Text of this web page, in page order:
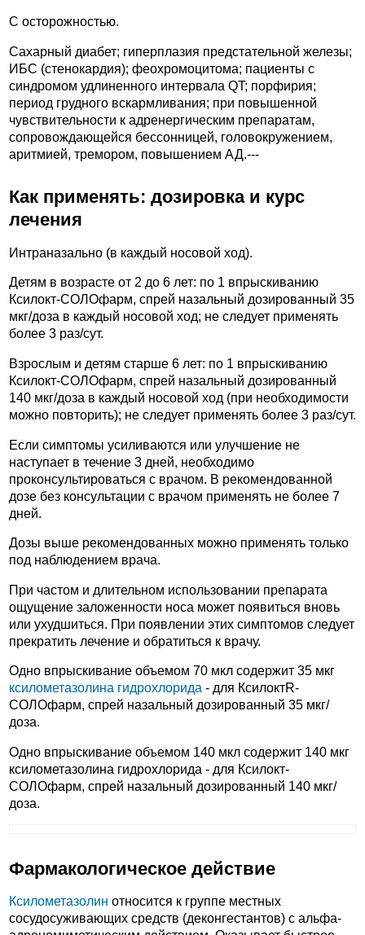
С осторожностью.
Сахарный диабет; гиперплазия предстательной железы;
ИБС (стенокардия); феохромоцитома; пациенты с
синдромом удлиненного интервала QT; порфирия;
период грудного вскармливания; при повышенной
чувствительности к адренергическим препаратам,
сопровождающейся бессонницей, головокружением,
аритмией, тремором, повышением АД.---
Как применять: дозировка и курс
лечения
Интраназально (в каждый носовой ход).
Детям в возрасте от 2 до 6 лет: по 1 впрыскиванию
Ксилокт-СОЛОфарм, спрей назальный дозированный 35
мкг/доза в каждый носовой ход; не следует применять
более 3 раз/сут.
Взрослым и детям старше 6 лет: по 1 впрыскиванию
Ксилокт-СОЛОфарм, спрей назальный дозированный
140 мкг/доза в каждый носовой ход (при необходимости
можно повторить); не следует применять более 3 раз/сут.
Если симптомы усиливаются или улучшение не
наступает в течение 3 дней, необходимо
проконсультироваться с врачом. В рекомендованной
дозе без консультации с врачом применять не более 7
дней.
Дозы выше рекомендованных можно применять только
под наблюдением врача.
При частом и длительном использовании препарата
ощущение заложенности носа может появиться вновь
или ухудшиться. При появлении этих симптомов следует
прекратить лечение и обратиться к врачу.
Одно впрыскивание объемом 70 мкл содержит 35 мкг
ксилометазолина гидрохлорида - для КсилоктR-
СОЛОфарм, спрей назальный дозированный 35 мкг/
доза.
Одно впрыскивание объемом 140 мкл содержит 140 мкг
ксилометазолина гидрохлорида - для Ксилокт-
СОЛОфарм, спрей назальный дозированный 140 мкг/
доза.
Фармакологическое действие
Ксилометазолин относится к группе местных
сосудосуживающих средств (деконгестантов) с альфа-